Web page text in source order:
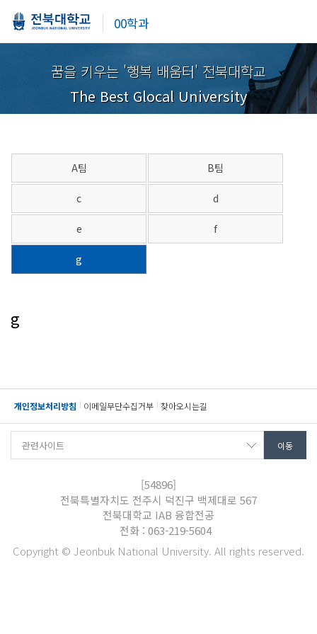
00학과
꿈을 키우는 '행복 배움터' 전북대학교
The Best Glocal University
A팀 B팀
c d
e f
g
g
개인정보처리방침 이메일무단수집거부 찾아오시는길
[54896]
전북특별자치도 전주시 덕진구 백제대로 567
전북대학교 IAB 융합전공
전화 : 063-219-5604
Copyright © Jeonbuk National University. All rights reserved.